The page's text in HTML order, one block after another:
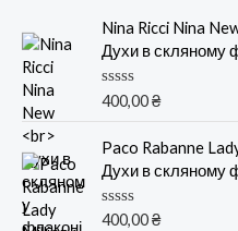
Nina Ricci Nina
Духи в скляному
О
н
а
0
и
з
400,00₴
Paco Rabanne
Духи в скляному
О
400,00₴